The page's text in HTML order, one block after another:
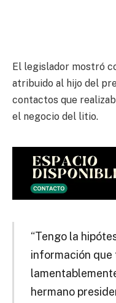
El legislador mostró
atribuido al hijo del
contactos que
el negocio del litio.
“Tengo la
información que
hermano